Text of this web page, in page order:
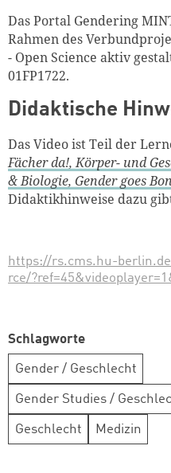
Das Portal Gendering
Rahmen des
- Open Science aktiv
01FP1722.
Didaktische
Das Video ist Teil der
Fächer da!, Körper- und
& Biologie, Gender goes
Didaktikhinweise dazu
https://rs.cms.hu-
rce/
Schlagworte
Gender / Geschlecht
Gender Studies /
Geschlecht Medizin